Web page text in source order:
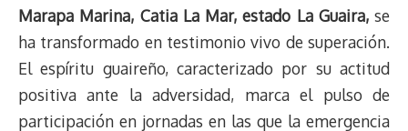
Marapa Marina, Catia La Mar, estado La Guaira,se
ha transformado en testimonio vivo de superación.
El espíritu guaireño, caracterizado por su actitud
positiva ante la adversidad, marca el pulso de
participación en jornadas en las que la emergencia